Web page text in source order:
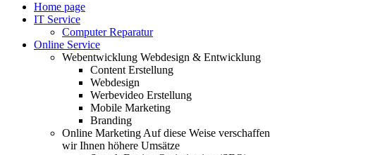
Home page
IT Service
Computer Reparatur
Online Service
Webentwicklung Webdesign & Entwicklung
Content Erstellung
Webdesign
Werbevideo Erstellung
Mobile Marketing
Branding
Online Marketing Auf diese Weise verschaffen
wir Ihnen höhere Umsätze